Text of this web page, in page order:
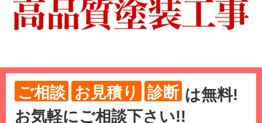
ご相談 お見積り 診断 は無料!
お気軽にご相談下さい!!